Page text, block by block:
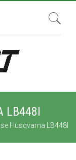
LB448I
Husqvarna LB448I